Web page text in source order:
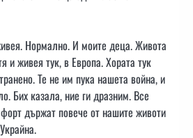
Нормално. И моите деца. Живота
и живея тук, в Европа. Хората тук
Те не им пука нашета война, и
Бих казала, ние ги дразним. Все
държат повече от нашите животи